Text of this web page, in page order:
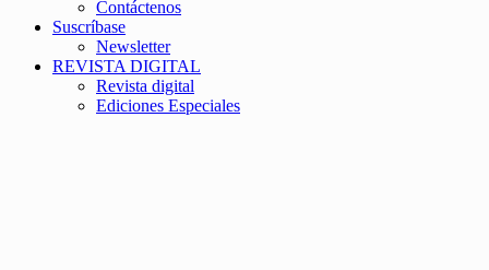
Contáctenos
Suscríbase
Newsletter
REVISTA DIGITAL
Revista digital
Ediciones Especiales